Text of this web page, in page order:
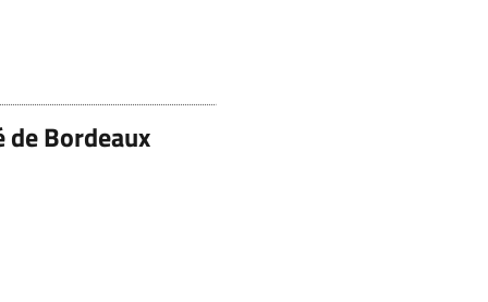
de Bordeaux